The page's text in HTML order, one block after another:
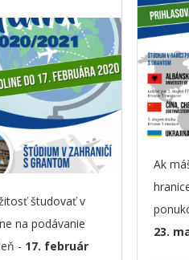
študovať v
na podávanie
- 17. február
Ak
23.